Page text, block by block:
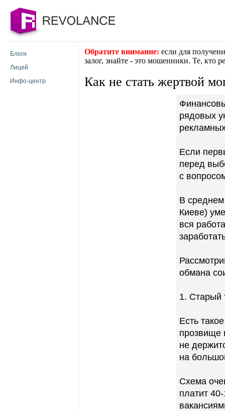
Блоги
Лицей
Инфо-центр
Обратите внимание: если для
залог, знайте - это мошенники. Те, кто
Как не стать жертвой
рядовых
Если
перед
с
В среднем
Киеве)
вся
обмана
1. Старый
Есть
прозвище
не
на
Схема
платит